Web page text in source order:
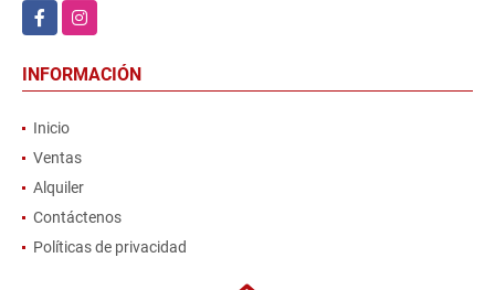
FacebookInstagram
INFORMACIÓN
Inicio
Ventas
Alquiler
Contáctenos
Políticas de privacidad